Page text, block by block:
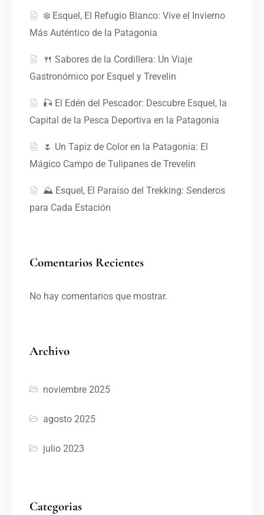
❄️ Esquel, El Refugio Blanco: Vive el Invierno
Más Auténtico de la Patagonia
🍴 Sabores de la Cordillera: Un Viaje
Gastronómico por Esquel y Trevelin
🎣 El Edén del Pescador: Descubre Esquel, la
Capital de la Pesca Deportiva en la Patagonia
🌷 Un Tapiz de Color en la Patagonia: El
Mágico Campo de Tulipanes de Trevelin
⛰️ Esquel, El Paraíso del Trekking: Senderos
para Cada Estación
Comentarios Recientes
No hay comentarios que mostrar.
Archivo
noviembre 2025
agosto 2025
julio 2023
Categorias